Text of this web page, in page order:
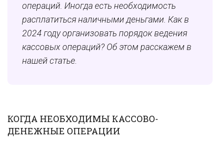
операций. Иногда есть необходимость
расплатиться наличными деньгами. Как в
2024 году организовать порядок ведения
кассовых операций? Об этом расскажем в
нашей статье.
КОГДА НЕОБХОДИМЫ КАССОВО-
ДЕНЕЖНЫЕ ОПЕРАЦИИ